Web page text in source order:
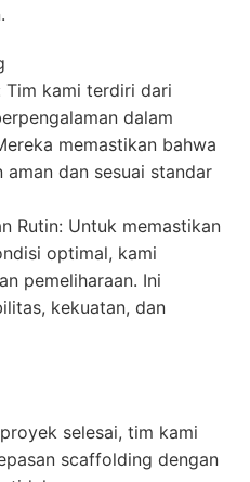
Tim kami terdiri dari
dalam
memastikan bahwa
dan sesuai standar
Rutin: Untuk memastikan
optimal, kami
pemeliharaan. Ini
kekuatan, dan
selesai, tim kami
scaffolding dengan